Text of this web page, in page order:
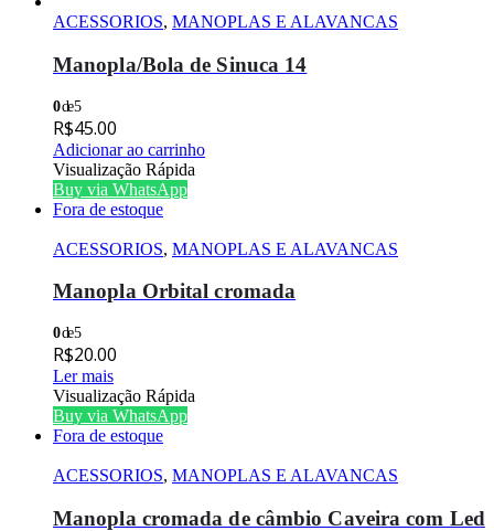
ACESSORIOS, MANOPLAS E ALAVANCAS
Manopla/Bola de Sinuca 14
0de 5
R$45.00
Adicionar ao carrinho
Visualização Rápida
Buy via WhatsApp
Fora de estoque
ACESSORIOS, MANOPLAS E ALAVANCAS
Manopla Orbital cromada
0de 5
R$20.00
Ler mais
Visualização Rápida
Buy via WhatsApp
Fora de estoque
ACESSORIOS, MANOPLAS E ALAVANCAS
Manopla cromada de câmbio Caveira com Led